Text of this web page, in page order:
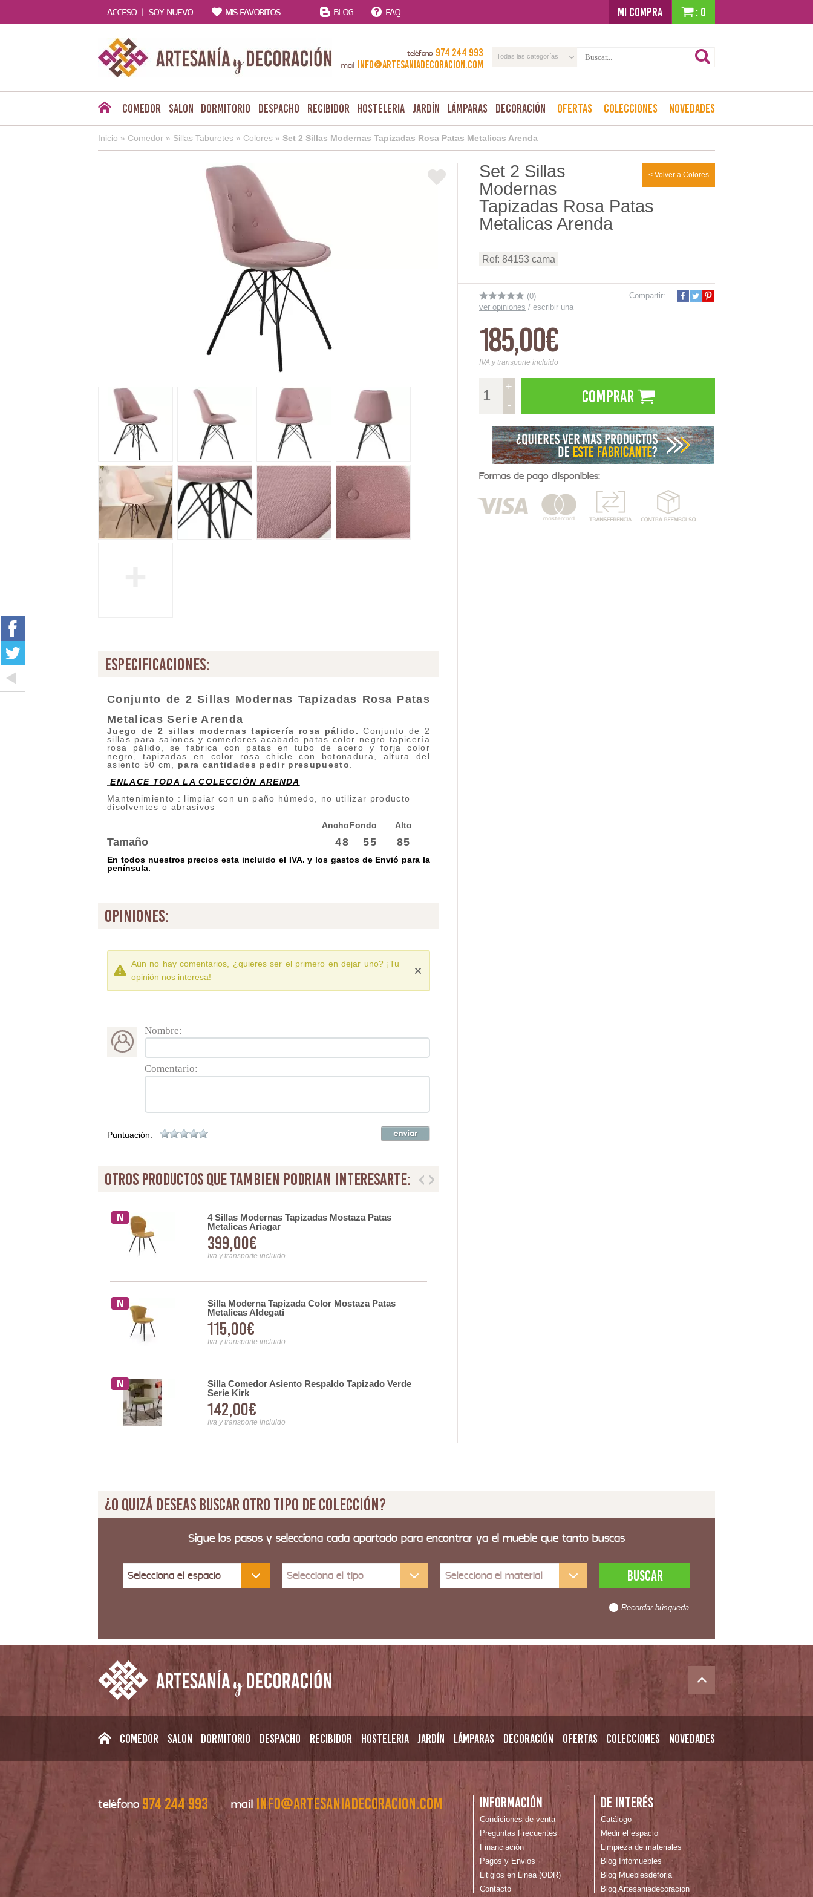
ACCESO | SOY NUEVO MIS FAVORITOS BLOG FAQ MI COMPRA : 0
teléfono 974 244 993
mail info@artesaniadecoracion.com
Todas las categorías
Comedor Salon Dormitorio Despacho Recibidor Hosteleria Jardín Lámparas Decoración Ofertas Colecciones Novedades
Inicio » Comedor » Sillas Taburetes » Colores » Set 2 Sillas Modernas Tapizadas Rosa Patas Metalicas Arenda
especificaciones:
Conjunto de 2 Sillas Modernas Tapizadas Rosa Patas
Metalicas Serie Arenda
Juego de 2 sillas modernas tapicería rosa pálido . Conjunto de 2
sillas para salones y comedores acabado patas color negro tapicería
rosa pálido, se fabrica con patas en tubo de acero y forja color
negro, tapizadas en color rosa chicle con botonadura, altura del
asiento 50 cm, para cantidades pedir presupuesto
ENLACE TODA LA COLECCIÓN ARENDA
Mantenimiento : limpiar con un paño húmedo, no utilizar producto
disolventes o abrasivos
AnchoFondo Alto
Tamaño 48 55 85
En todos nuestros precios esta incluido el IVA. y los gastos de Envió para la
península.
opiniones:
Aún no hay comentarios, ¿quieres ser el primero en dejar uno? ¡Tu
opinión nos interesa!
Nombre:
Comentario:
Puntuación:
otros productos que tambien podrian interesarte:
4 Sillas Modernas Tapizadas Mostaza Patas
Metalicas Ariagar
399,00€
Iva y transporte incluido
Silla Moderna Tapizada Color Mostaza Patas
Metalicas Aldegati
115,00€
Iva y transporte incluido
Silla Comedor Asiento Respaldo Tapizado Verde
Serie Kirk
142,00€
Iva y transporte incluido
< Volver a Colores
Set 2 Sillas
Modernas
Tapizadas Rosa Patas
Metalicas Arenda
Ref: 84153 cama
(0)
ver opiniones / escribir una
Compartir:
185,00€
IVA y transporte incluido
+
-
Comprar
Formas de pago disponibles:
¿O quizá deseas buscar otro tipo de colección?
Sigue los pasos y selecciona cada apartado para encontrar ya el mueble que tanto buscas
Selecciona el espacio Selecciona el tipo Selecciona el material
Recordar búsqueda
Comedor Salon Dormitorio Despacho Recibidor Hosteleria Jardín Lámparas Decoración Ofertas Colecciones Novedades
teléfono974 244 993 mail info@artesaniadecoracion.com Información
Condiciones de venta
Preguntas Frecuentes
Financiación
Pagos y Envios
Litigios en Linea (ODR)
Contacto
De interés
Catálogo
Medir el espacio
Limpieza de materiales
Blog Infomuebles
Blog Mueblesdeforja
Blog Artesaniadecoracion